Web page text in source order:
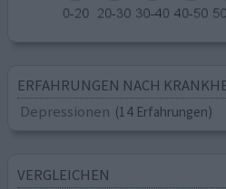
ERFAHRUNGEN NACH
Depressionen (14 Erfahrungen)
VERGLEICHEN